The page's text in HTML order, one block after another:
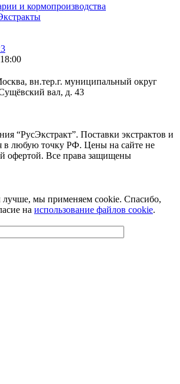
и кормопроизводства
вн.тер.г. муниципальный округ
вал, д. 43
“РусЭкстракт”. Поставки экстрактов и
в любую точку РФ. Цены на сайте не
офертой. Все права защищены
лучше, мы применяем cookie. Спасибо,
на использование файлов cookie.